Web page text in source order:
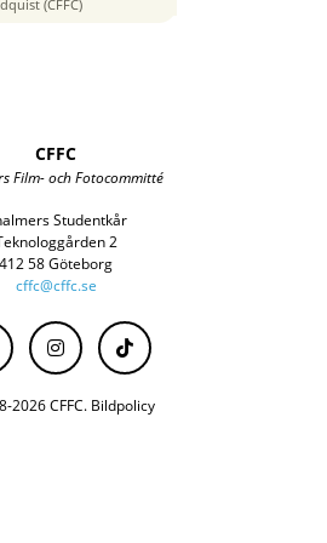
(CFFC)
CFFC
Film- och Fotocommitté
Studentkår
2
412 58 Göteborg
cffc@cffc.se
2026 CFFC. Bildpolicy